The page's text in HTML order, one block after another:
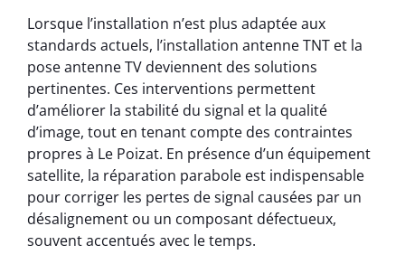
Lorsque l’installation n’est plus adaptée aux
standards actuels, l’installation antenne TNT et la
pose antenne TV deviennent des solutions
pertinentes. Ces interventions permettent
d’améliorer la stabilité du signal et la qualité
d’image, tout en tenant compte des contraintes
propres à Le Poizat. En présence d’un équipement
satellite, la réparation parabole est indispensable
pour corriger les pertes de signal causées par un
désalignement ou un composant défectueux,
souvent accentués avec le temps.